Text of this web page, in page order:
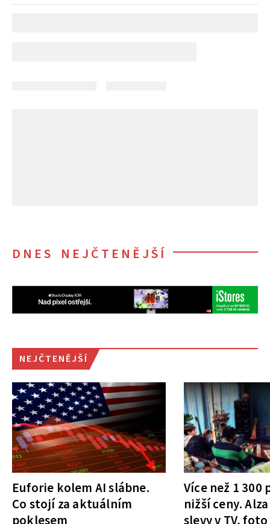
DNES NEJČTENĚJŠÍ
NEJČTENĚJŠÍ
Euforie kolem AI slábne.
Co stojí za aktuálním
poklesem
Více než 1
nižší ceny.
slevy v TV,